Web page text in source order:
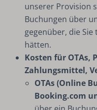
unserer Provision
Buchungen über
gegenüber, die
hätten.
Kosten für OTAs,
Zahlungsmittel,
OTAs (Online
Booking.com